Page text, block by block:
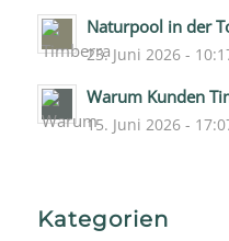
Naturpool in der
23. Juni 2026 -
Warum Kunden
15. Juni 2026 -
Kategorien